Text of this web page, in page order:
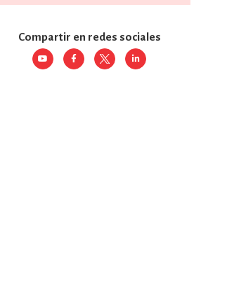
Compartir en redes sociales